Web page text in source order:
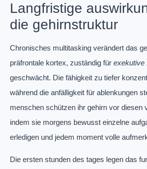
Langfristige
die gehirnstruktur
Chronisches multitasking verändert das
präfrontale kortex, zuständig für exekutive
geschwächt. Die fähigkeit zu tiefer
während die anfälligkeit für ablenkungen
menschen schützen ihr gehirn vor diesen
indem sie morgens bewusst einzelne
erledigen und jedem moment volle
Die ersten stunden des tages legen das